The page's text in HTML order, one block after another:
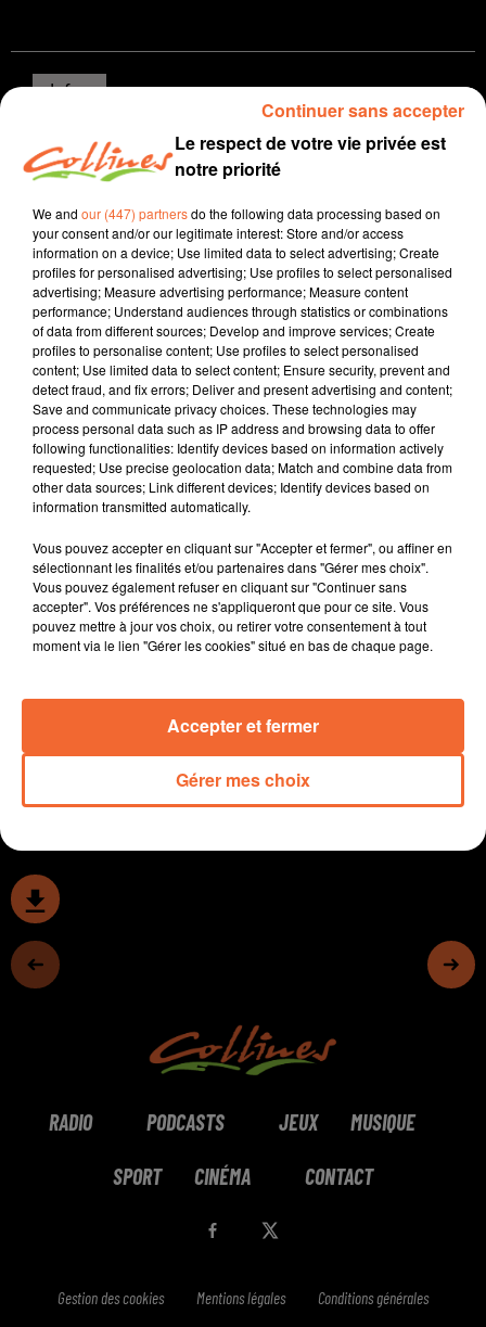
Infos
25 septembre 2024 - 16 min 39 sec
JOURNAL DU MERCREDI 25 SEPTEMBRE ( MIDI )
Patrice Bémanangy
L'info près de chez vous
La mise en 2 fois 2 voies de la RN 149 entre Bressuire
et Parthenay abandonnée. Les élus appellent
désormais de leurs voeux la réalisation
d'aménagements de sécurité sur les portions les plus
accidentogènes.
Le nouveau Ministre de l'Intérieur plus dur sur les
questions migratoires. Pour l'Ardibb, qui défend et
soutient les immigrés en Bocage bressuirais, ses
missions vont devenir plus compliquées.
touristique en Thoursais n'a pas eu les mêmes
retombées selon les professionnels du secteur.
La journée départementale de la randonnée pédestre a
lieu ce dimanche ( photo ). Plusieurs centaines de
avec un déplacement à Naintré.
RADIO PODCASTS JEUX MUSIQUE
SPORT CINÉMA CONTACT
Gestion des cookies Mentions légales Conditions générales
Le respect de votre vie privée est
notre priorité
We and our (447) partnersdo the following data processing based on
your consent and/or our legitimate interest: Store and/or access
information on a device; Use limited data to select advertising; Create
profiles for personalised advertising; Use profiles to select personalised
advertising; Measure advertising performance; Measure content
performance; Understand audiences through statistics or combinations
of data from different sources; Develop and improve services; Create
profiles to personalise content; Use profiles to select personalised
content; Use limited data to select content; Ensure security, prevent and
detect fraud, and fix errors; Deliver and present advertising and content;
Save and communicate privacy choices. These technologies may
process personal data such as IP address and browsing data to offer
following functionalities: Identify devices based on information actively
requested; Use precise geolocation data; Match and combine data from
other data sources; Link different devices; Identify devices based on
information transmitted automatically.
Vous pouvez accepter en cliquant sur "Accepter et fermer", ou affiner en
sélectionnant les finalités et/ou partenaires dans "Gérer mes choix".
Vous pouvez également refuser en cliquant sur "Continuer sans
accepter". Vos préférences ne s'appliqueront que pour ce site. Vous
pouvez mettre à jour vos choix, ou retirer votre consentement à tout
moment via le lien "Gérer les cookies" situé en bas de chaque page.
Gérer mes choix
Accepter et fermer
Continuer sans accepter